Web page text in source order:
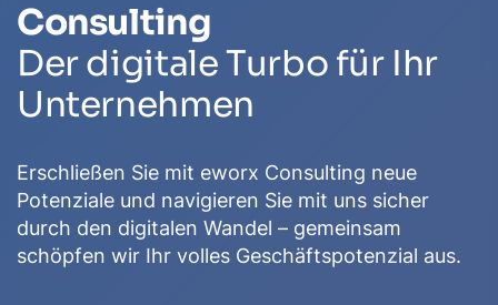
Consulting
Der digitale Turbo für Ihr
Unternehmen
Erschließen Sie mit eworx Consulting neue
Potenziale und navigieren Sie mit uns sicher
durch den digitalen Wandel – gemeinsam
schöpfen wir Ihr volles Geschäftspotenzial aus.